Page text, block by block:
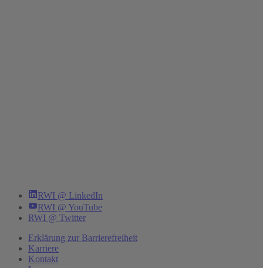
RWI @ LinkedIn
RWI @ YouTube
RWI @ Twitter
Erklärung zur Barrierefreiheit
Karriere
Kontakt